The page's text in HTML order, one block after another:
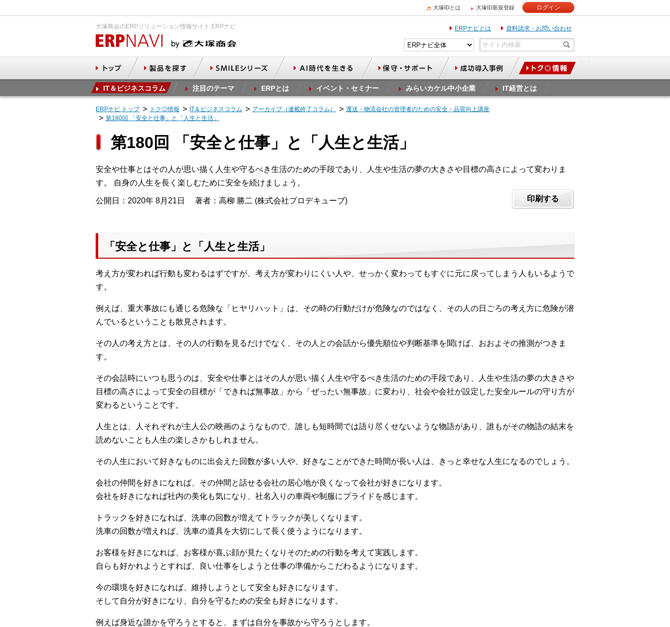
大塚IDとは 大塚ID新規登録 ログイン
大塚商会のERPソリューション情報サイト ERPナビ ERPナビとは 資料請求・お問い合わせ
IT＆ビジネスコラム 注目のテーマ ERPとは イベント・セミナー みらいカケル中小企業 IT経営とは
ERPナビ トップ トク◎情報 IT＆ビジネスコラム アーカイブ（連載終了コラム）
運送・物流会社の管理者のための安全・品質向上講座
第180回 「安全と仕事」と「人生と生活」
第180回 「安全と仕事」と「人生と生活」
安全や仕事とはその人が思い描く人生や守るべき生活のための手段であり、人生や生活の夢の大きさや目標の高さによって変わりま
す。 自身の人生を長く楽しむために安全を続けましょう。
公開日：2020年 8月21日 著者：高柳 勝二 (株式会社プロデキューブ) 印刷する
「安全と仕事」と「人生と生活」
考え方が変われば行動も変わるはずですが、考え方が変わりにくい人や、せっかく変わってもすぐに元に戻ってしまう人もいるようで
す。
例えば、重大事故にも通じる危険な「ヒヤリハット」は、その時の行動だけが危険なのではなく、その人の日ごろの考え方に危険が潜
んでいるということも散見されます。
その人の考え方とは、その人の行動を見るだけでなく、その人との会話から優先順位や判断基準を聞けば、おおよその推測がつきま
す。
その会話時にいつも思うのは、安全や仕事とはその人が思い描く人生や守るべき生活のための手段であり、人生や生活の夢の大きさや
目標の高さによって安全の目標が「できれば無事故」から「ぜったい無事故」に変わり、社会や会社が設定した安全ルールの守り方が
変わるということです。
人生とは、人それぞれが主人公の映画のようなもので、誰しも短時間では語り尽くせないような物語があり、誰もがその物語の結末を
読めないことも人生の楽しさかもしれません。
その人生において好きなものに出会えた回数が多い人や、好きなことができた時間が長い人は、きっと幸せな人生になるのでしょう。
会社の仲間を好きになれば、その仲間と話せる会社の居心地が良くなって会社が好きになります。
会社を好きになれば社内の美化も気になり、社名入りの車両や制服にプライドを感じます。
トラックを好きになれば、洗車の回数が増えてトラックが美しくなります。
洗車の回数が増えれば、洗車の道具を大切にして長く使うようになります。
お客様を好きになれば、お客様が喜ぶ顔が見たくなりそのための行動を考えて実践します。
自らも好かれようとすれば、良い仕事をしようと仕事の準備からこだわるようになります。
今の環境を好きになれば、維持しようとして安全も好きになります。
そして自分が好きになり、自分を守るための安全も好きになります。
例えば身近な誰かを守ろうとすると、まずは自分を事故から守ろうとします。